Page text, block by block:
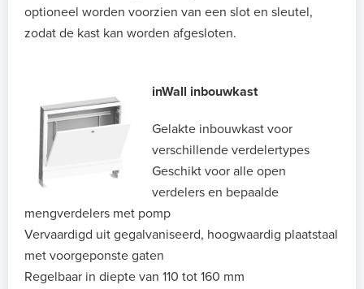
optioneel worden voorzien van een slot en sleutel,
zodat de kast kan worden afgesloten.
inWall inbouwkast
Gelakte inbouwkast voor
verschillende verdelertypes
Geschikt voor alle open
verdelers en bepaalde
mengverdelers met pomp
Vervaardigd uit gegalvaniseerd, hoogwaardig plaatstaal
met voorgeponste gaten
Regelbaar in diepte van 110 tot 160 mm